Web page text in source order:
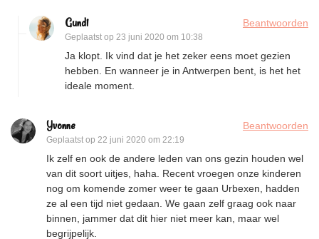
Gundi
Geplaatst op 23 juni 2020 om 10:38
Beantwoorden
Ja klopt. Ik vind dat je het zeker eens moet gezien
hebben. En wanneer je in Antwerpen bent, is het het
ideale moment.
Yvonne
Geplaatst op 22 juni 2020 om 22:19
Beantwoorden
Ik zelf en ook de andere leden van ons gezin houden wel
van dit soort uitjes, haha. Recent vroegen onze kinderen
nog om komende zomer weer te gaan Urbexen, hadden
ze al een tijd niet gedaan. We gaan zelf graag ook naar
binnen, jammer dat dit hier niet meer kan, maar wel
begrijpelijk.